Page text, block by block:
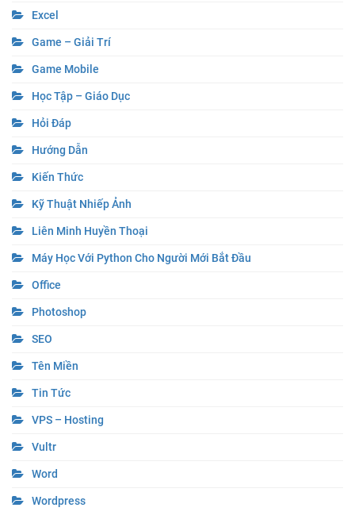
Excel
Game – Giải Trí
Game Mobile
Học Tập – Giáo Dục
Hỏi Đáp
Hướng Dẫn
Kiến Thức
Kỹ Thuật Nhiếp Ảnh
Liên Minh Huyền Thoại
Máy Học Với Python Cho Người Mới Bắt Đầu
Office
Photoshop
SEO
Tên Miền
Tin Tức
VPS – Hosting
Vultr
Word
Wordpress